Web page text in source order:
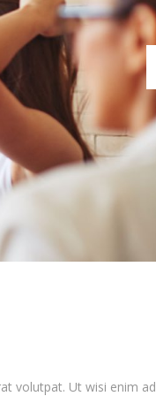
volutpat. Ut wisi enim ad